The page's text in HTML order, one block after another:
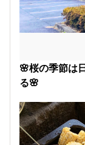
🌸桜の季節は
る🌸